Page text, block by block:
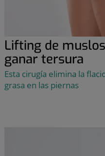
Lifting de
ganar tersura
Esta cirugía elimina la
grasa en las piernas